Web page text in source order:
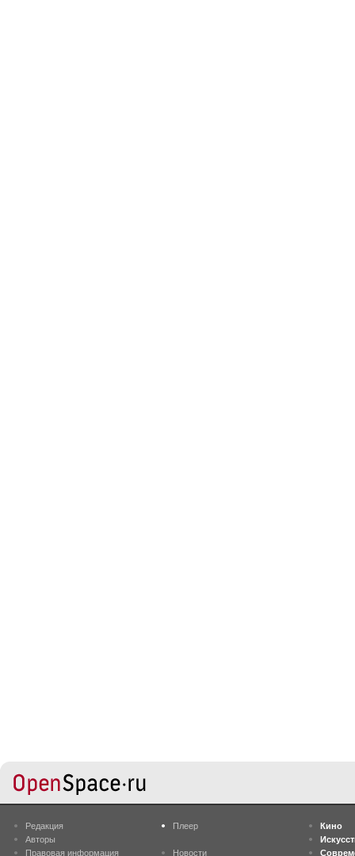
Редакция
Авторы
Правовая информация
Плеер
Новости
Кино